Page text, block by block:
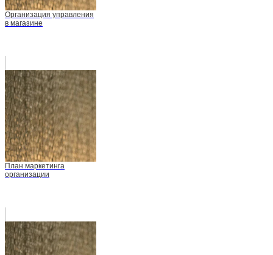
Организация управления
в магазине
План маркетинга
организации